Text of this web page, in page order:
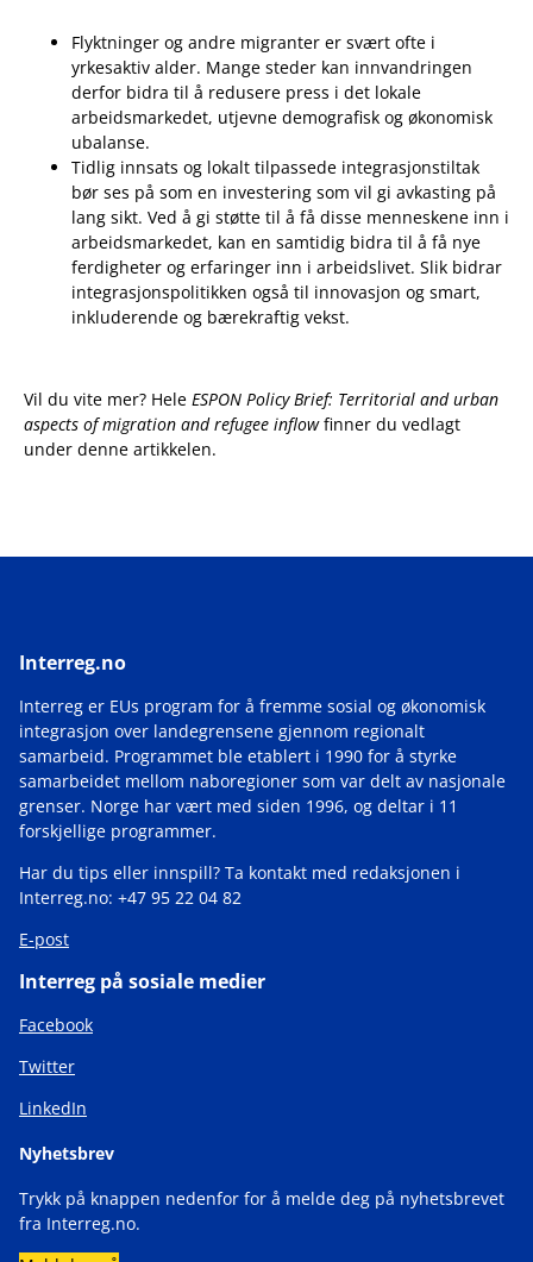
Flyktninger og andre migranter er svært ofte i
yrkesaktiv alder. Mange steder kan innvandringen
derfor bidra til å redusere press i det lokale
arbeidsmarkedet, utjevne demografisk og økonomisk
ubalanse.
Tidlig innsats og lokalt tilpassede integrasjonstiltak
bør ses på som en investering som vil gi avkasting på
lang sikt. Ved å gi støtte til å få disse menneskene inn i
arbeidsmarkedet, kan en samtidig bidra til å få nye
ferdigheter og erfaringer inn i arbeidslivet. Slik bidrar
integrasjonspolitikken også til innovasjon og smart,
inkluderende og bærekraftig vekst.
Vil du vite mer? Hele ESPON Policy Brief: Territorial and urban
aspects of migration and refugee inflowfinner du vedlagt
under denne artikkelen.
Interreg.no
Interreg er EUs program for å fremme sosial og økonomisk
integrasjon over landegrensene gjennom regionalt
samarbeid. Programmet ble etablert i 1990 for å styrke
samarbeidet mellom naboregioner som var delt av nasjonale
grenser. Norge har vært med siden 1996, og deltar i 11
forskjellige programmer.
Har du tips eller innspill? Ta kontakt med redaksjonen i
Interreg.no: +47 95 22 04 82
E-post
Interreg på sosiale medier
Facebook
Twitter
LinkedIn
Nyhetsbrev
Trykk på knappen nedenfor for å melde deg på nyhetsbrevet
fra Interreg.no.